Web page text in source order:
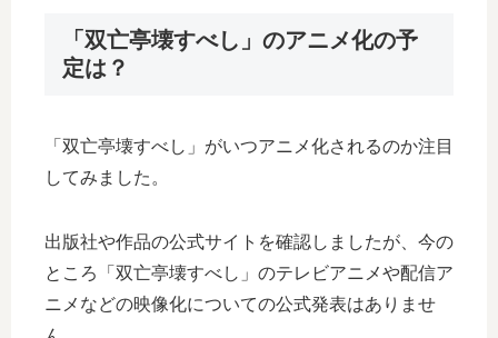
「双亡亭壊すべし」のアニメ化の予
定は？
「双亡亭壊すべし」がいつアニメ化されるのか注目
してみました。
出版社や作品の公式サイトを確認しましたが、今の
ところ「双亡亭壊すべし」のテレビアニメや配信ア
ニメなどの映像化についての公式発表はありませ